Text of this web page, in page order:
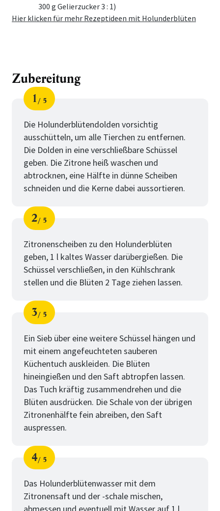
300 g Gelierzucker 3 : 1)
Hier klicken für mehr Rezeptideen mit Holunderblüten
Zubereitung
Schritt
1
von
5
Die Holunderblütendolden vorsichtig
ausschütteln, um alle Tierchen zu entfernen.
Die Dolden in eine verschließbare Schüssel
geben. Die Zitrone heiß waschen und
abtrocknen, eine Hälfte in dünne Scheiben
schneiden und die Kerne dabei aussortieren.
Schritt
2
von
5
Zitronenscheiben zu den Holunderblüten
geben, 1 l kaltes Wasser darübergießen. Die
Schüssel verschließen, in den Kühlschrank
stellen und die Blüten 2 Tage ziehen lassen.
Schritt
3
von
5
Ein Sieb über eine weitere Schüssel hängen und
mit einem angefeuchteten sauberen
Küchentuch auskleiden. Die Blüten
hineingießen und den Saft abtropfen lassen.
Das Tuch kräftig zusammendrehen und die
Blüten ausdrücken. Die Schale von der übrigen
Zitronenhälfte fein abreiben, den Saft
auspressen.
Schritt
4
von
5
Das Holunderblütenwasser mit dem
Zitronensaft und der -schale mischen,